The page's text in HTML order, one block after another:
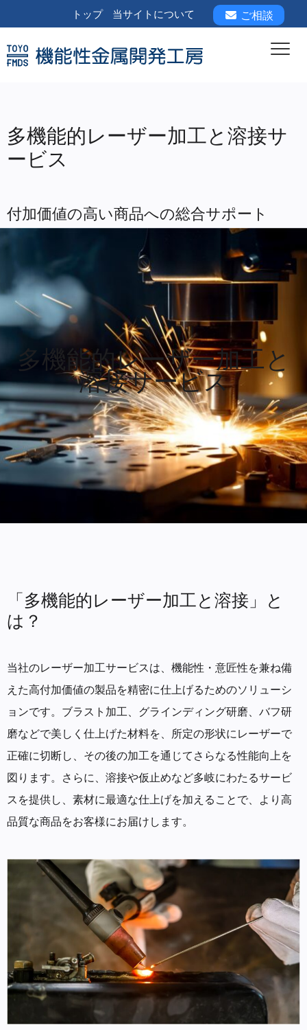
トップ 当サイトについて ご相談
多機能的レーザー加工と溶接サ
ービス
付加価値の高い商品への総合サポート
多機能的レーザー加工と
溶接サービス
「多機能的レーザー加工と溶接」と
は？
当社のレーザー加工サービスは、機能性・意匠性を兼ね備
えた高付加価値の製品を精密に仕上げるためのソリューシ
ョンです。ブラスト加工、グラインディング研磨、バフ研
磨などで美しく仕上げた材料を、所定の形状にレーザーで
正確に切断し、その後の加工を通じてさらなる性能向上を
図ります。さらに、溶接や仮止めなど多岐にわたるサービ
スを提供し、素材に最適な仕上げを加えることで、より高
品質な商品をお客様にお届けします。